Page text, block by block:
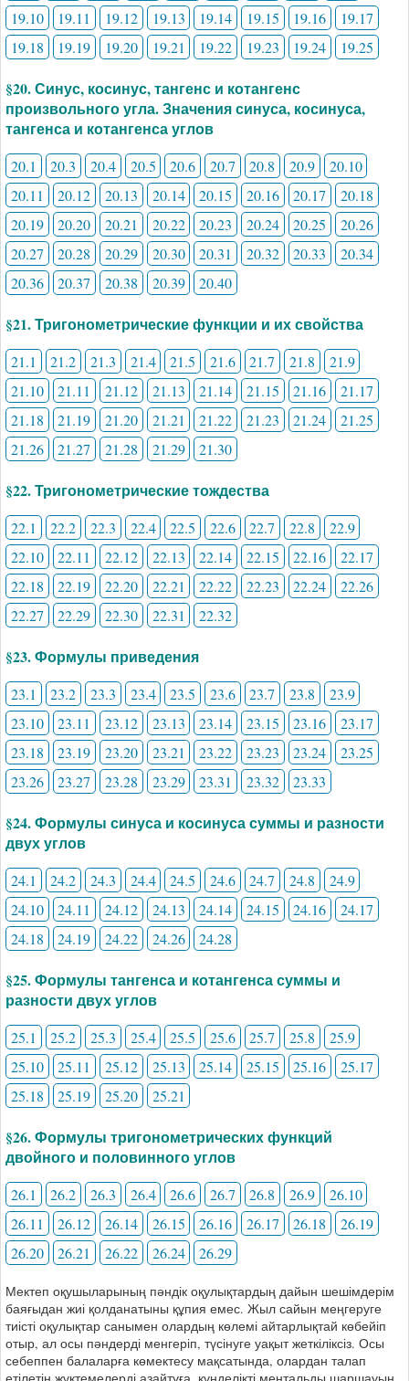
19.10
19.11 19.12 19.13 19.14 19.15 19.16
19.17
19.18
19.19 19.20 19.21 19.22 19.23 19.24 19.25
§20. Синус, косинус, тангенс и котангенс
произвольного угла. Значения синуса, косинуса,
тангенса и котангенса углов
20.1 20.3 20.4 20.5 20.6 20.7 20.8 20.9
20.10
20.11
20.12 20.13 20.14 20.15 20.16 20.17
20.18
20.19
20.20 20.21 20.22 20.23 20.24 20.25
20.26
20.27
20.28 20.29 20.30 20.31 20.32 20.33
20.34
20.36
20.37 20.38 20.39 20.40
§21. Тригонометрические функции и их свойства
21.1 21.2 21.3 21.4 21.5 21.6 21.7 21.8
21.9
21.10
21.11 21.12 21.13 21.14 21.15 21.16
21.17
21.18
21.19 21.20 21.21 21.22 21.23 21.24
21.25
21.26
21.27 21.28 21.29 21.30
§22. Тригонометрические тождества
22.1 22.2 22.3 22.4 22.5 22.6 22.7 22.8
22.9
22.10
22.11 22.12 22.13 22.14 22.15 22.16
22.17
22.18
22.19 22.20 22.21 22.22 22.23 22.24
22.26
22.27
22.29 22.30 22.31 22.32
§23. Формулы приведения
23.1 23.2 23.3 23.4 23.5 23.6 23.7 23.8
23.9
23.10
23.11 23.12 23.13 23.14 23.15 23.16
23.17
23.18
23.19 23.20 23.21 23.22 23.23 23.24
23.25
23.26
23.27 23.28 23.29 23.31 23.32 23.33
§24. Формулы синуса и косинуса суммы и разности
двух углов
24.1 24.2 24.3 24.4 24.5 24.6 24.7 24.8
24.9
24.10
24.11 24.12 24.13 24.14 24.15 24.16
24.17
24.18
24.19 24.22 24.26 24.28
§25. Формулы тангенса и котангенса суммы и
разности двух углов
25.1 25.2 25.3 25.4 25.5 25.6 25.7 25.8
25.9
25.10
25.11 25.12 25.13 25.14 25.15 25.16
25.17
25.18
25.19 25.20 25.21
§26. Формулы тригонометрических функций
двойного и половинного углов
26.1 26.2 26.3 26.4 26.6 26.7 26.8 26.9
26.10
26.11
26.12 26.14 26.15 26.16 26.17 26.18
26.19
26.20
26.21 26.22 26.24 26.29
Мектеп оқушыларының пәндік оқулықтардың дайын шешімдерім
баяғыдан жиі қолданатыны құпия емес. Жыл сайын меңгеруге
тиісті оқулықтар санымен олардың көлемі айтарлықтай көбейіп
отыр, ал осы пәндерді менгеріп, түсінуге уақыт жеткіліксіз. Осы
себеппен балаларға көмектесу мақсатында, олардан талап